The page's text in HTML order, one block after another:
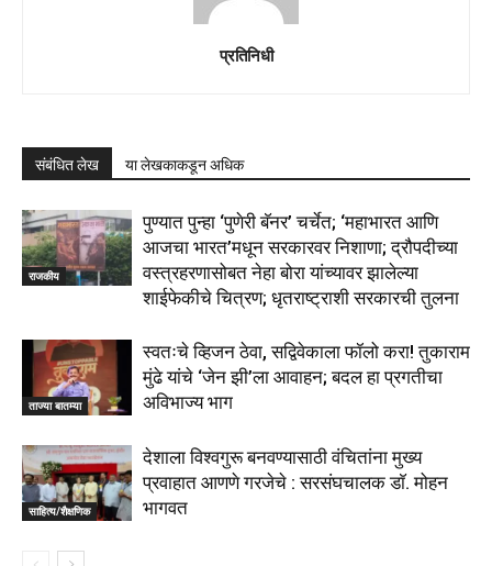
प्रतिनिधी
संबंधित लेख या लेखकाकडून अधिक
राजकीय
पुण्यात पुन्हा ‘पुणेरी बॅनर’ चर्चेत; ‘महाभारत आणि
आजचा भारत’मधून सरकारवर निशाणा; द्रौपदीच्या
वस्त्रहरणासोबत नेहा बोरा यांच्यावर झालेल्या
शाईफेकीचे चित्रण; धृतराष्ट्राशी सरकारची तुलना
ताज्या बातम्या
स्वतःचे व्हिजन ठेवा, सद्विवेकाला फॉलो करा! तुकाराम
मुंढे यांचे ‘जेन झी’ला आवाहन; बदल हा प्रगतीचा
अविभाज्य भाग
साहित्य/शैक्षणिक
देशाला विश्वगुरू बनवण्यासाठी वंचितांना मुख्य
प्रवाहात आणणे गरजेचे : सरसंघचालक डाॅ. मोहन
भागवत